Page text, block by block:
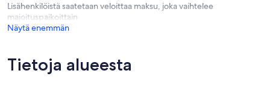
Lisähenkilöistä saatetaan veloittaa maksu, joka vaihtelee
majoituspaikoittain
Näytä enemmän
Tietoja alueesta